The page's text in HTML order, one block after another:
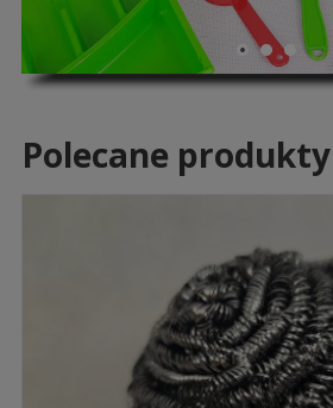
Polecane produkty